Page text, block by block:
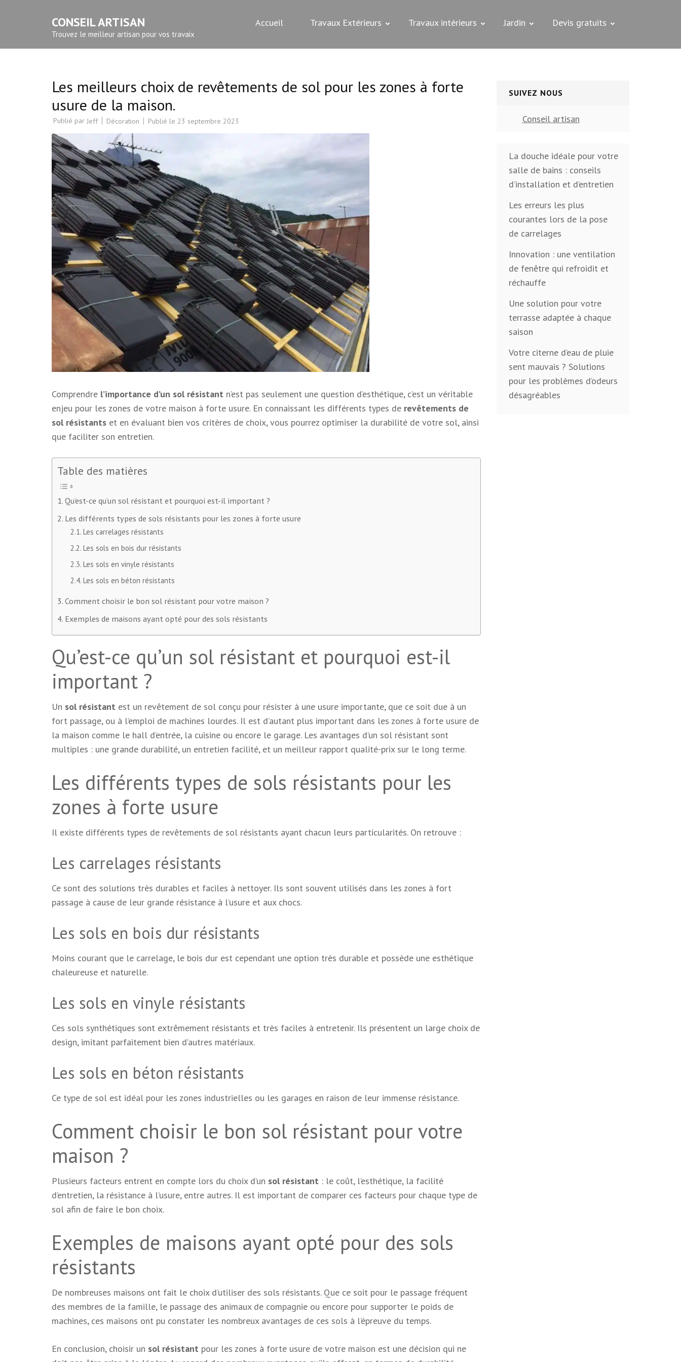
(Pressez
CONSEIL ARTISAN
Trouvez le meilleur artisan pour vos travaix
Accueil Travaux Extérieurs Travaux intérieurs Jardin Devis gratuits
Les meilleurs choix de revêtements de sol pour les zones à forte
usure de la maison.
Publié par Jeff Décoration Publié le 23 septembre 2023
Comprendre l’importance d’un sol résistant n’est pas seulement une question d’esthétique, c’est un véritable
enjeu pour les zones de votre maison à forte usure. En connaissant les différents types de revêtements de
sol résistants et en évaluant bien vos critères de choix, vous pourrez optimiser la durabilité de votre sol, ainsi
que faciliter son entretien.
Table des matières
Qu’est-ce qu’un sol résistant et pourquoi est-il important ?
Les différents types de sols résistants pour les zones à forte usure
Les carrelages résistants
Les sols en bois dur résistants
Les sols en vinyle résistants
Les sols en béton résistants
Comment choisir le bon sol résistant pour votre maison ?
Exemples de maisons ayant opté pour des sols résistants
Qu’est-ce qu’un sol résistant et pourquoi est-il
important ?
Un sol résistant est un revêtement de sol conçu pour résister à une usure importante, que ce soit due à un
fort passage, ou à l’emploi de machines lourdes. Il est d’autant plus important dans les zones à forte usure de
la maison comme le hall d’entrée, la cuisine ou encore le garage. Les avantages d’un sol résistant sont
multiples : une grande durabilité, un entretien facilité, et un meilleur rapport qualité-prix sur le long terme.
Les différents types de sols résistants pour les
zones à forte usure
Il existe différents types de revêtements de sol résistants ayant chacun leurs particularités. On retrouve :
Les carrelages résistants
Ce sont des solutions très durables et faciles à nettoyer. Ils sont souvent utilisés dans les zones à fort
passage à cause de leur grande résistance à l’usure et aux chocs.
Les sols en bois dur résistants
Moins courant que le carrelage, le bois dur est cependant une option très durable et possède une esthétique
chaleureuse et naturelle.
Les sols en vinyle résistants
Ces sols synthétiques sont extrêmement résistants et très faciles à entretenir. Ils présentent un large choix de
design, imitant parfaitement bien d’autres matériaux.
Les sols en béton résistants
Ce type de sol est idéal pour les zones industrielles ou les garages en raison de leur immense résistance.
Comment choisir le bon sol résistant pour votre
maison ?
Plusieurs facteurs entrent en compte lors du choix d’un sol résistant : le coût, l’esthétique, la facilité
d’entretien, la résistance à l’usure, entre autres. Il est important de comparer ces facteurs pour chaque type de
sol afin de faire le bon choix.
Exemples de maisons ayant opté pour des sols
résistants
De nombreuses maisons ont fait le choix d’utiliser des sols résistants. Que ce soit pour le passage fréquent
des membres de la famille, le passage des animaux de compagnie ou encore pour supporter le poids de
machines, ces maisons ont pu constater les nombreux avantages de ces sols à l’épreuve du temps.
En conclusion, choisir un sol résistant pour les zones à forte usure de votre maison est une décision qui ne
SUIVEZ NOUS
Conseil artisan
La douche idéale pour votre
salle de bains : conseils
d’installation et d’entretien
Les erreurs les plus
courantes lors de la pose
de carrelages
Innovation : une ventilation
de fenêtre qui refroidit et
réchauffe
Une solution pour votre
terrasse adaptée à chaque
saison
Votre citerne d’eau de pluie
sent mauvais ? Solutions
pour les problèmes d’odeurs
désagréables